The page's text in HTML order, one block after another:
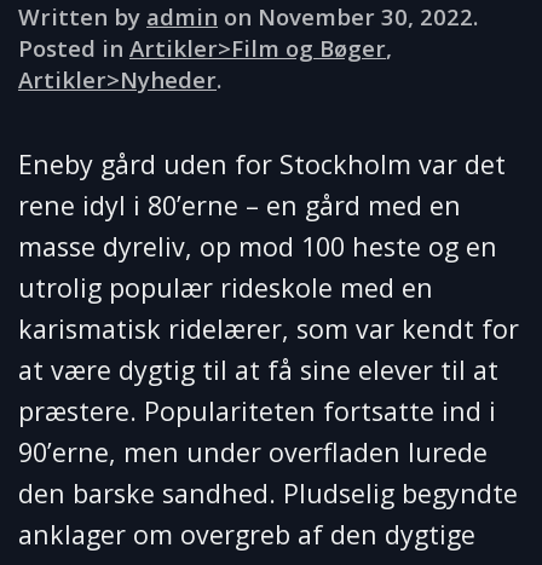
Written by admin on November 30, 2022.
Posted in Artikler>Film og Bøger,
Artikler>Nyheder.
Eneby gård uden for Stockholm var det
rene idyl i 80’erne – en gård med en
masse dyreliv, op mod 100 heste og en
utrolig populær rideskole med en
karismatisk ridelærer, som var kendt for
at være dygtig til at få sine elever til at
præstere. Populariteten fortsatte ind i
90’erne, men under overfladen lurede
den barske sandhed. Pludselig begyndte
anklager om overgreb af den dygtige